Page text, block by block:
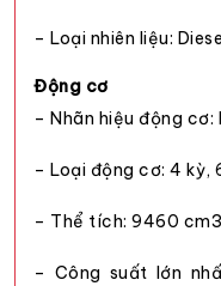
– Loại nhiên liệu: Diesel
Động cơ
– Nhãn hiệu động cơ:
– Loại động cơ: 4 kỳ,
– Thể tích: 9460 cm3
– Công suất lớn